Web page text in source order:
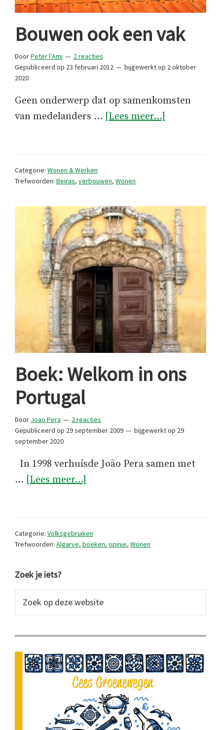
Bouwen ook een vak
DoorPeter l’Ami
2 reacties
Gepubliceerd op 23 februari 2012 bijgewerkt op 2 oktober
2020
Geen onderwerp dat op samenkomsten
van medelanders … [Lees meer...]
Categorie: Wonen & Werken
Trefwoorden: Beiras, verbouwen, Wonen
Boek: Welkom in ons
Portugal
Door Joao Pera
2 reacties
Gepubliceerd op 29 september 2009 bijgewerkt op 29
september 2020
In 1998 verhuisde João Pera samen met
… [Lees meer...]
Portugal
Categorie: Volksgebruiken
Trefwoorden: Algarve, boeken, opinie, Wonen
Primaire
Sidebar
Zoek je iets?
op
website